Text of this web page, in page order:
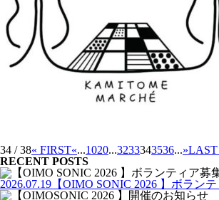
34 / 38« FIRST«...1020...3233343536...»LAST
RECENT POSTS
2026.07.19 【OIMO SONIC 2026 】ボラン